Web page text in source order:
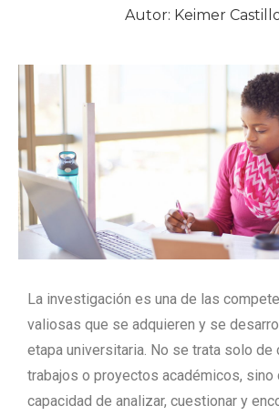
Autor: Keimer
La investigación es una de las
valiosas que se adquieren y se
etapa universitaria. No se trata solo de
trabajos o proyectos académicos, sino
capacidad de analizar, cuestionar y